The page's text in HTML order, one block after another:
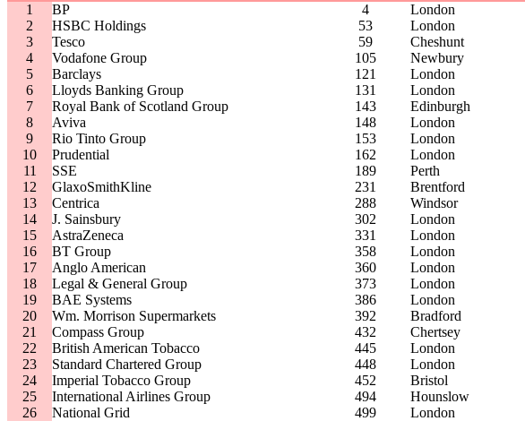
1
BP 4 London
2
HSBC Holdings 53 London
3
Tesco 59 Cheshunt
4
Vodafone Group 105 Newbury
5
Barclays 121 London
6
Lloyds Banking Group 131 London
7
Royal Bank of Scotland Group 143 Edinburgh
8
Aviva 148 London
9
Rio Tinto Group 153 London
10
Prudential 162 London
11
SSE 189 Perth
12
GlaxoSmithKline 231 Brentford
13
Centrica 288 Windsor
14
J. Sainsbury 302 London
15
AstraZeneca 331 London
16
BT Group 358 London
17
Anglo American 360 London
18
Legal & General Group 373 London
19
BAE Systems 386 London
20
Wm. Morrison Supermarkets 392 Bradford
21
Compass Group 432 Chertsey
22
British American Tobacco 445 London
23
Standard Chartered Group 448 London
24
Imperial Tobacco Group 452 Bristol
25
International Airlines Group 494 Hounslow
26
National Grid 499 London